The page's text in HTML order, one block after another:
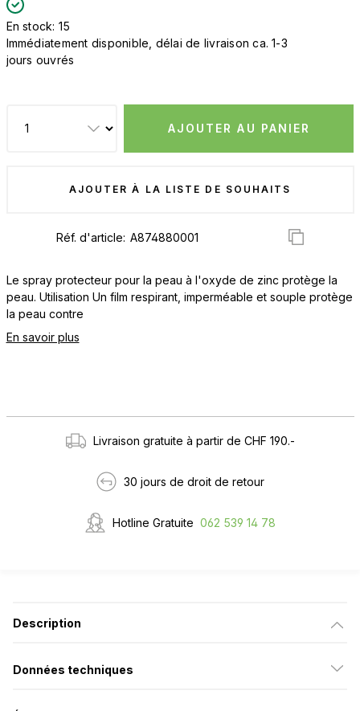
En stock: 15
Immédiatement disponible, délai de livraison ca. 1-3
jours ouvrés
AJOUTER AU PANIER
AJOUTER À LA LISTE DE SOUHAITS
Réf. d'article:
Le spray protecteur pour la peau à l'oxyde de zinc protège la
peau. Utilisation Un film respirant, imperméable et souple protège
la peau contre
En savoir plus
Livraison gratuite à partir de CHF 190.-
30 jours de droit de retour
Hotline Gratuite 062 539 14 78
Description
Données techniques